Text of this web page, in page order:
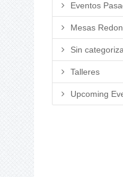
Eventos
Mesas
Sin
Talleres
Upcoming